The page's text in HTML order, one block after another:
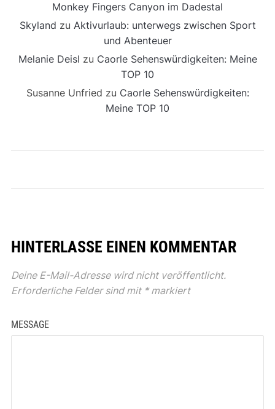
Monkey Fingers Canyon im Dadestal
Skyland zu Aktivurlaub: unterwegs zwischen Sport
und Abenteuer
Melanie Deisl zu Caorle Sehenswürdigkeiten: Meine
TOP 10
Susanne Unfried zu Caorle Sehenswürdigkeiten:
Meine TOP 10
HINTERLASSE EINEN KOMMENTAR
Deine E-Mail-Adresse wird nicht veröffentlicht.
Erforderliche Felder sind mit *markiert
MESSAGE